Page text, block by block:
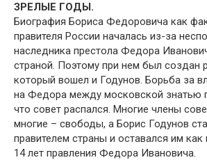
ЗРЕЛЫЕ ГОДЫ.
Биография Бориса Федоровича как
правителя России началась из-за
наследника престола Федора
страной. Поэтому при нем был создан
который вошел и Годунов. Борьба за
на Федора между московской знатью
что совет распался. Многие члены
многие – свободы, а Борис Годунов
правителем страны и оставался им
14 лет правления Федора Ивановича.